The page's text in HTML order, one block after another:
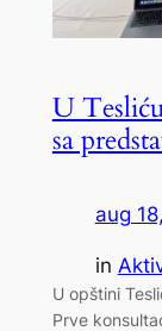
U
sa
aug
in
U opštini
Prve